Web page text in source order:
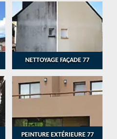
NETTOYAGE FAÇADE 77
PEINTURE EXTÉRIEURE 77